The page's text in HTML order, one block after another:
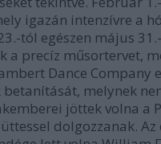
igazán intenzívre a
tól egészen május
a precíz műsortervet,
Dance Company
melynek
jöttek volna a
dolgozzanak. Az